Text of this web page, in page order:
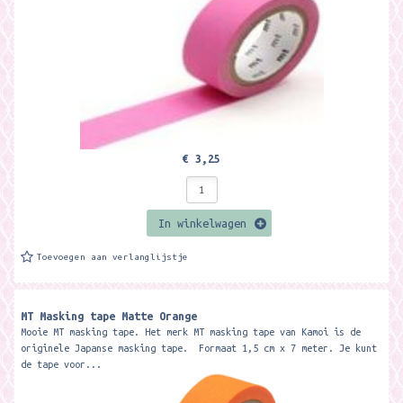
€ 3,25
In winkelwagen
Toevoegen aan verlanglijstje
MT Masking tape Matte Orange
Mooie MT masking tape. Het merk MT masking tape van Kamoi is de
originele Japanse masking tape. Formaat 1,5 cm x 7 meter. Je kunt
de tape voor...